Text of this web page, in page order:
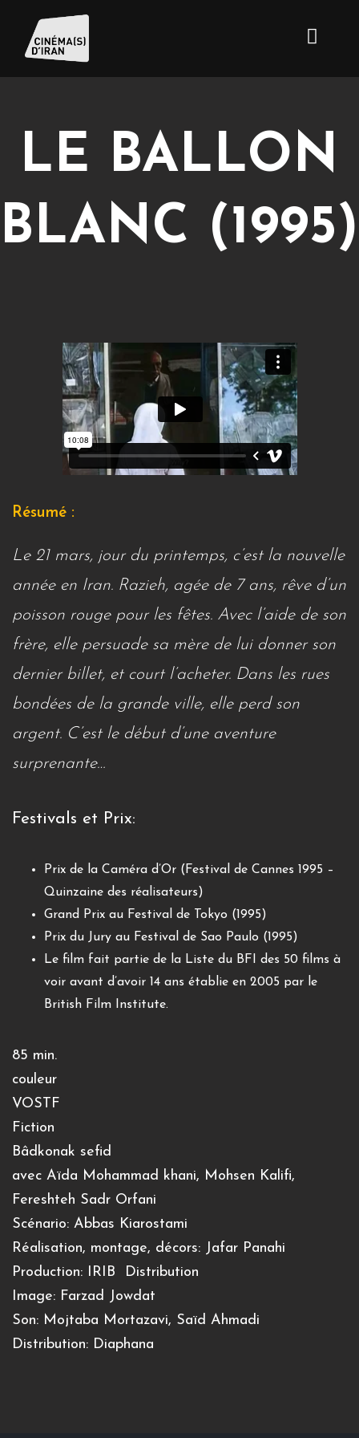
LE BALLON
BLANC (1995)
Résumé :
Le 21 mars, jour du printemps, c’est la nouvelle
année en Iran. Razieh, agée de 7 ans, rêve d’un
poisson rouge pour les fêtes. Avec l’aide de son
frère, elle persuade sa mère de lui donner son
dernier billet, et court l’acheter. Dans les rues
bondées de la grande ville, elle perd son
argent. C’est le début d’une aventure
surprenante…
Festivals et Prix:
Prix de la Caméra d’Or (Festival de Cannes 1995 –
Quinzaine des réalisateurs)
Grand Prix au Festival de Tokyo (1995)
Prix du Jury au Festival de Sao Paulo (1995)
Le film fait partie de la Liste du BFI des 50 films à
voir avant d’avoir 14 ans établie en 2005 par le
British Film Institute.
85 min.
couleur
VOSTF
Fiction
Bâdkonak sefid
avec Aïda Mohammad khani, Mohsen Kalifi,
Fereshteh Sadr Orfani
Scénario: Abbas Kiarostami
Réalisation, montage, décors: Jafar Panahi
Production: IRIB Distribution
Image: Farzad Jowdat
Son: Mojtaba Mortazavi, Saïd Ahmadi
Distribution: Diaphana